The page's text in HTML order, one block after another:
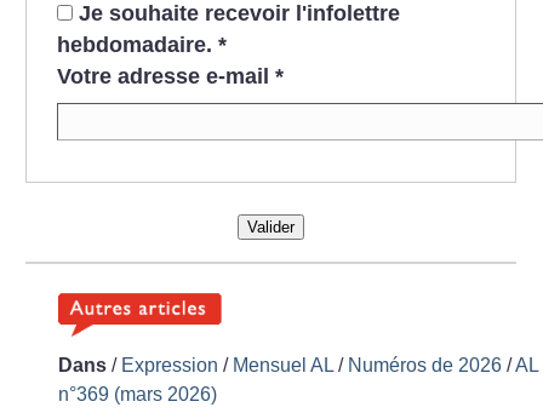
Je souhaite recevoir l'infolettre
hebdomadaire. *
Votre adresse e-mail *
Valider
Dans / Expression / Mensuel AL / Numéros de 2026 /AL
n°369 (mars 2026)